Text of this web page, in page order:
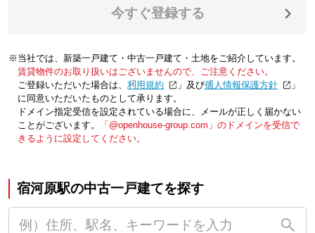
今すぐ登録する
※当社では、新築一戸建て・中古一戸建て・土地をご紹介しています。
賃貸物件のお取り扱いはございませんので、ご注意ください。
ご登録いただいた場合は、「利用規約 」及び「個人情報保護方針
」
に同意いただいたものとして承ります。
ドメイン指定受信を設定されている場合に、メールが正しく届かない
ことがございます。
「@openhouse-group.com」のドメインを受信で
きるように設定してください。
宿河原駅の中古一戸建てを探す